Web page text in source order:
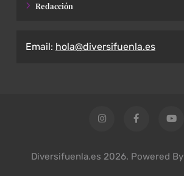
Redacción
Email: hola@diversifuenla.es
Diversifuenla.es 2026. Powered By